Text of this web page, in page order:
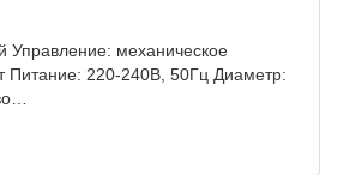
Управление: механическое
Питание: 220-240В, 50Гц Диаметр: